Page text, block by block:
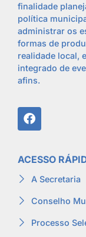
finalidade
política
administrar os
formas de
realidade local,
integrado de
afins.
ACESSO
A Secretaria
Conselho
Processo